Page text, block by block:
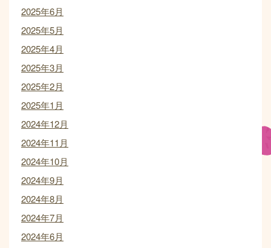
2025年6月
2025年5月
2025年4月
2025年3月
2025年2月
2025年1月
2024年12月
2024年11月
2024年10月
2024年9月
2024年8月
2024年7月
2024年6月